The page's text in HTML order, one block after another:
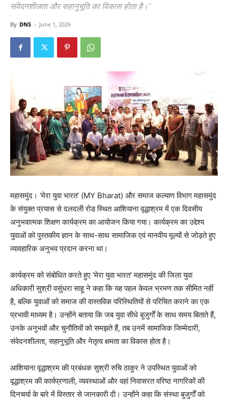
संवेदनशीलता और सहानुभूति का विकास होता है।"
By DNS - June 1, 2026
महासमुंद। ‘मेरा युवा भारत’ (MY Bharat) और समाज कल्याण विभाग महासमुंद
के संयुक्त प्रयास से दलदली रोड स्थित आशियाना वृद्धाश्रम में एक दिवसीय
अनुभवात्मक शिक्षण कार्यक्रम का आयोजन किया गया। कार्यक्रम का उद्देश्य
युवाओं को पुस्तकीय ज्ञान के साथ-साथ सामाजिक एवं मानवीय मूल्यों से जोड़ते हुए
व्यावहारिक अनुभव प्रदान करना था।
कार्यक्रम को संबोधित करते हुए ‘मेरा युवा भारत’ महासमुंद की जिला युवा
अधिकारी सुश्री वसुंधरा साहू ने कहा कि यह पहल केवल भ्रमण तक सीमित नहीं
है, बल्कि युवाओं को समाज की वास्तविक परिस्थितियों से परिचित कराने का एक
प्रभावी माध्यम है। उन्होंने बताया कि जब युवा सीधे बुजुर्गों के साथ समय बिताते हैं,
उनके अनुभवों और चुनौतियों को समझते हैं, तब उनमें सामाजिक जिम्मेदारी,
संवेदनशीलता, सहानुभूति और नेतृत्व क्षमता का विकास होता है।
आशियाना वृद्धाश्रम की प्रबंधक सुश्री रुचि ठाकुर ने उपस्थित युवाओं को
वृद्धाश्रम की कार्यप्रणाली, व्यवस्थाओं और वहां निवासरत वरिष्ठ नागरिकों की
दिनचर्या के बारे में विस्तार से जानकारी दी। उन्होंने कहा कि संस्था बुजुर्गों को